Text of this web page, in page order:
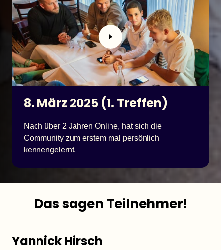
8. März 2025 (1. Treffen)
Nach über 2 Jahren Online, hat sich die
Community zum erstem mal persönlich
kennengelernt.
Das sagen Teilnehmer!
Yannick Hirsch